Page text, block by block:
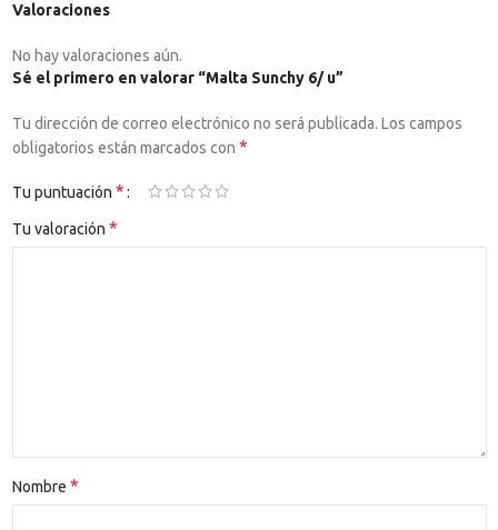
Valoraciones
No hay valoraciones aún.
Sé el primero en valorar “Malta Sunchy 6/ u”
Tu dirección de correo electrónico no será publicada. Los campos
obligatorios están marcados con *
Tu puntuación *
Tu valoración *
Nombre *